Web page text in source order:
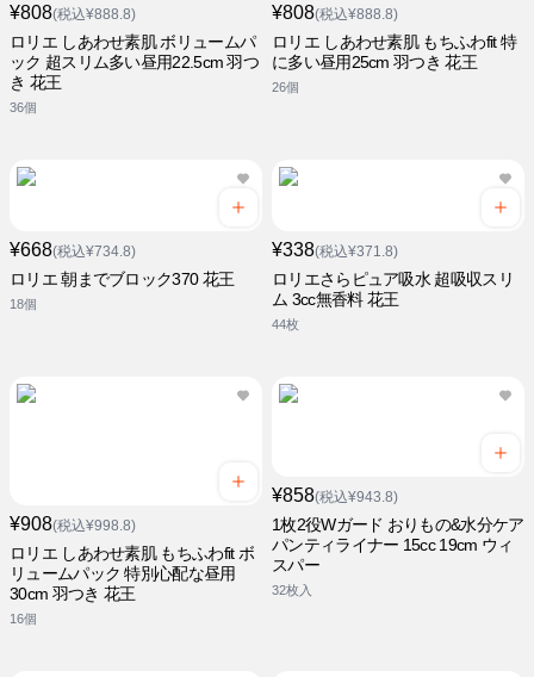
¥808(税込¥888.8)
ロリエ しあわせ素肌 ボリュームパ
ック 超スリム多い昼用22.5cm 羽つ
き 花王
36個
¥808(税込¥888.8)
ロリエ しあわせ素肌 もちふわfit 特
に多い昼用25cm 羽つき 花王
26個
¥668(税込¥734.8)
ロリエ 朝までブロック370 花王
18個
¥338(税込¥371.8)
ロリエさらピュア吸水 超吸収スリ
ム 3cc無香料 花王
44枚
¥908(税込¥998.8)
ロリエ しあわせ素肌 もちふわfit ボ
リュームパック 特別心配な昼用
30cm 羽つき 花王
16個
¥858(税込¥943.8)
1枚2役Wガード おりもの&水分ケア
パンティライナー 15cc 19cm ウィ
スパー
32枚入